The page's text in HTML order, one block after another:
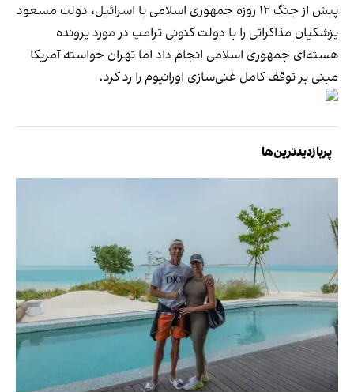
پیش از جنگ ۱۲ روزه جمهوری اسلامی با اسرائیل، دولت مسعود
پزشکیان مذاکراتی را با دولت کنونی ترامپ در مورد پرونده
هسته‌ای جمهوری اسلامی انجام داد اما تهران خواسته آمریکا
مبنی بر توقف کامل غنی‌سازی اورانیوم را رد کرد.
پربازدیدترین‌ها